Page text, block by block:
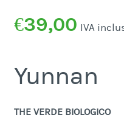
€39,00 IVA
Yunnan
THE VERDE BIOLOGICO